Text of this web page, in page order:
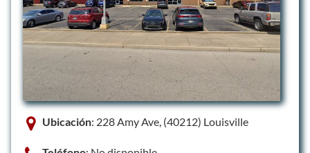
Ubicación: 228 Amy Ave, (40212) Louisville